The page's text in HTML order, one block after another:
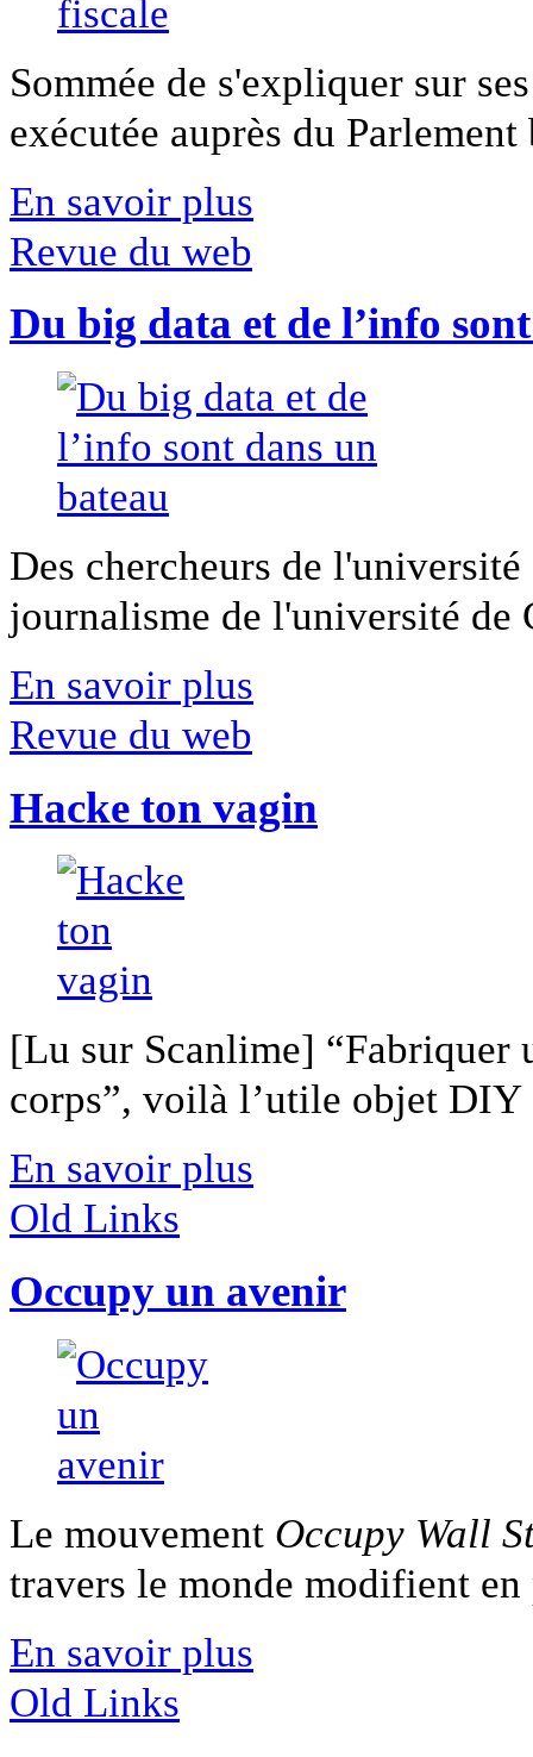
Sommée de s'expliquer sur
exécutée auprès du
En savoir plus
Revue du web
Du big data et de l’info
Des chercheurs de
journalisme de l'université
En savoir plus
Revue du web
Hacke ton vagin
[Lu sur Scanlime] “Fabriquer
corps”, voilà l’utile objet
En savoir plus
Old Links
Occupy un avenir
Le mouvement Occupy Wall
travers le monde modifient
En savoir plus
Old Links